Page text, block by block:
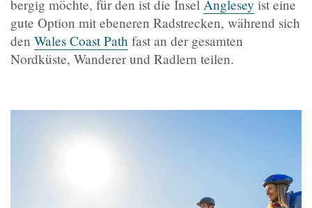
bergig möchte, für den ist die Insel Anglesey ist eine
gute Option mit ebeneren Radstrecken, während sich
den Wales Coast Path fast an der gesamten
Nordküste, Wanderer und Radlern teilen.